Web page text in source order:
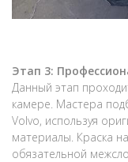
Этап 3:
Данный этап
камере. Мастера
Volvo, используя
материалы. Краска
обязательной